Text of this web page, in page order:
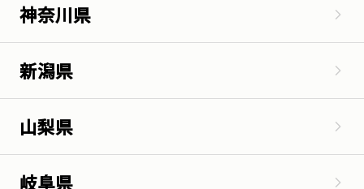
神奈川県
新潟県
山梨県
岐阜県